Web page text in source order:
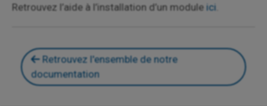
Retrouvez l’aide à l’installation d’un module ici
Retrouvez l'ensemble de notre
documentation